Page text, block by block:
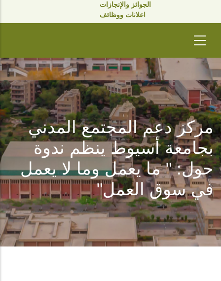
الجوائز والإنجازات
اعلانات ووظائف
مركز دعم المجتمع المدني
بجامعة أسيوط ينظم ندوة
حول: " ما يعمل وما لا يعمل
في سوق العمل"